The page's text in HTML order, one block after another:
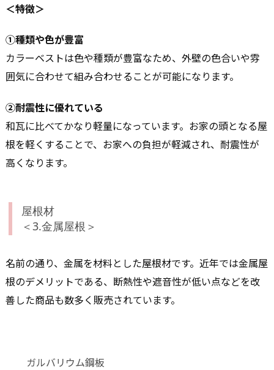
＜特徴＞
①種類や色が豊富
カラーベストは色や種類が豊富なため、外壁の色合いや雰
囲気に合わせて組み合わせることが可能になります。
②耐震性に優れている
和瓦に比べてかなり軽量になっています。お家の頭となる屋
根を軽くすることで、お家への負担が軽減され、耐震性が
高くなります。
屋根材
＜3.金属屋根＞
名前の通り、金属を材料とした屋根材です。近年では金属屋
根のデメリットである、断熱性や遮音性が低い点などを改
善した商品も数多く販売されています。
ガルバリウム鋼板